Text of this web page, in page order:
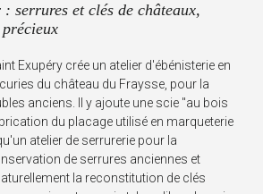
serrures et clés de châteaux,
Exupéry crée un atelier d'ébénisterie en
du château du Fraysse, pour la
anciens. Il y ajoute une scie "au bois
du placage utilisé en marqueterie
atelier de serrurerie pour la
de serrures anciennes et
la reconstitution de clés